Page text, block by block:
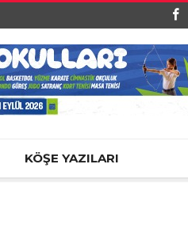
KÖŞE YAZILARI